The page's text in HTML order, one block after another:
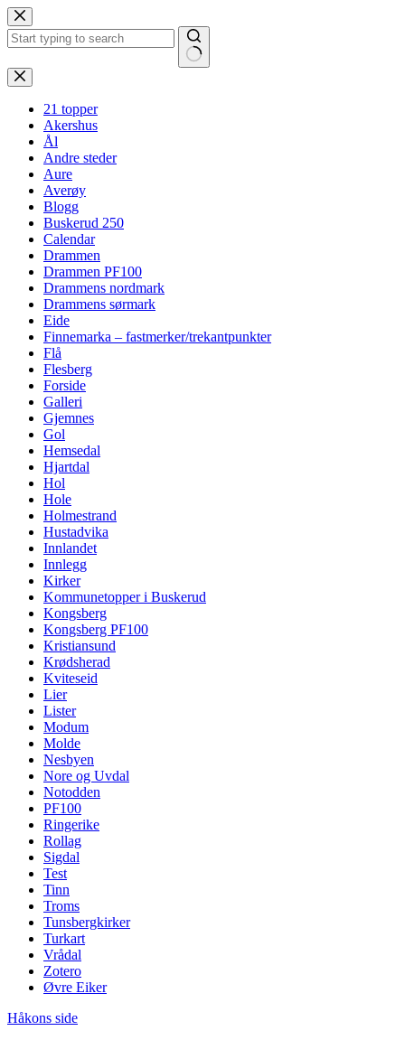
Hopp
til
innholdet
Ingen
resultater
21 topper
Akershus
Ål
Andre steder
Aure
Averøy
Blogg
Buskerud 250
Calendar
Drammen
Drammen PF100
Drammens nordmark
Drammens sørmark
Eide
Finnemarka – fastmerker/trekantpunkter
Flå
Flesberg
Forside
Galleri
Gjemnes
Gol
Hemsedal
Hjartdal
Hol
Hole
Holmestrand
Hustadvika
Innlandet
Innlegg
Kirker
Kommunetopper i Buskerud
Kongsberg
Kongsberg PF100
Kristiansund
Krødsherad
Kviteseid
Lier
Lister
Modum
Molde
Nesbyen
Nore og Uvdal
Notodden
PF100
Ringerike
Rollag
Sigdal
Test
Tinn
Troms
Tunsbergkirker
Turkart
Vrådal
Zotero
Øvre Eiker
Håkons side